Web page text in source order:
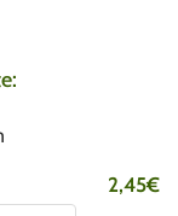
2,45€